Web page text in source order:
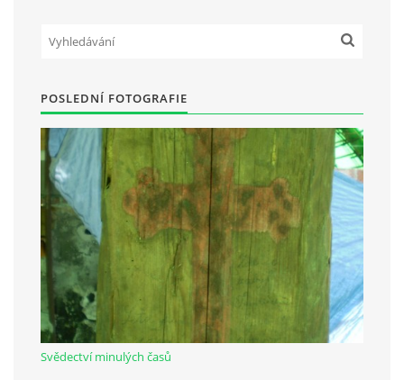
Občanská vzdělávací jednota "Komenský" v Choceradech z.s.
257 24 Chocerady
IČ: 498 28 614
Kontaktní osoba:
Mgr. Miroslava Cinkeisová
723 967 851
Mirkaci@email.cz
© 2026 eStránky.cz RSS
POSLEDNÍ FOTOGRAFIE
Svědectví minulých časů